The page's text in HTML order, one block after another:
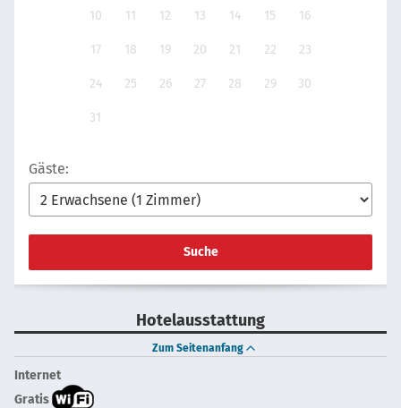
10 11 12 13 14 15 16
17 18 19 20 21 22 23
24 25 26 27 28 29 30
31
Gäste:
Suche
Hotelausstattung
Zum Seitenanfang
Internet
Gratis